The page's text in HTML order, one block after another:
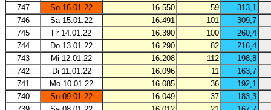
747
So 16.01.22 16.550 59
313,1
746
Sa 15.01.22 16.491 101
309,7
745
Fr 14.01.22 16.390 100
260,4
744
Do 13.01.22 16.290 82
216,4
743
Mi 12.01.22 16.208 112
198,8
742
Di 11.01.22 16.096 11
163,7
741
Mo 10.01.22 16.085 36
192,1
740
So 09.01.22 16.049 37
183,3